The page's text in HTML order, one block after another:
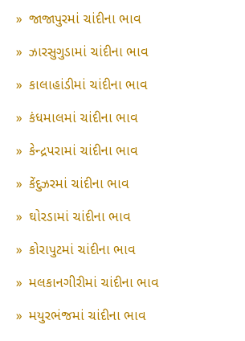
» જાજાપુરમાં ચાંદીના ભાવ
» ઝારસુગુડામાં ચાંદીના ભાવ
» કાલાહાંડીમાં ચાંદીના ભાવ
» કંધમાલમાં ચાંદીના ભાવ
» કેન્દ્રપરામાં ચાંદીના ભાવ
» કેંદુઝરમાં ચાંદીના ભાવ
» ઘોરડામાં ચાંદીના ભાવ
» કોરાપુટમાં ચાંદીના ભાવ
» મલકાનગીરીમાં ચાંદીના ભાવ
» મયુરભંજમાં ચાંદીના ભાવ